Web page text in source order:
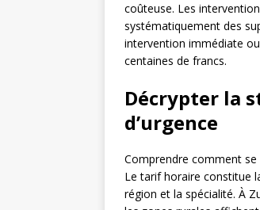
coûteuse. Les
systématiquement des
intervention immédiate
centaines de francs.
Décrypter la
d’urgence
Comprendre comment se
Le tarif horaire constitue
région et la spécialité. À